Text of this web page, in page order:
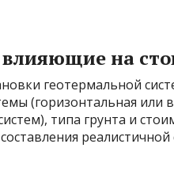
на
геотермальной
(горизонтальная или
типа грунта и
реалистичной